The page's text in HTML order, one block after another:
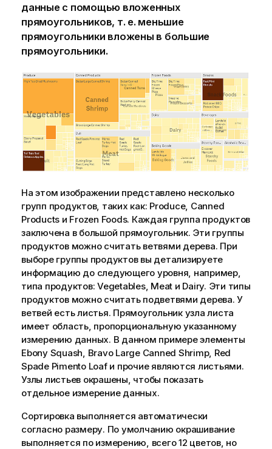
данные с помощью вложенных
прямоугольников, т. е. меньшие
прямоугольники вложены в большие
прямоугольники.
На этом изображении представлено несколько
групп продуктов, таких как: Produce, Canned
Products и Frozen Foods. Каждая группа продуктов
заключена в большой прямоугольник. Эти группы
продуктов можно считать ветвями дерева. При
выборе группы продуктов вы детализируете
информацию до следующего уровня, например,
типа продуктов: Vegetables, Meat и Dairy. Эти типы
продуктов можно считать подветвями дерева. У
ветвей есть листья. Прямоугольник узла листа
имеет область, пропорциональную указанному
измерению данных. В данном примере элементы
Ebony Squash, Bravo Large Canned Shrimp, Red
Spade Pimento Loafи прочие являются листьями.
Узлы листьев окрашены, чтобы показать
отдельное измерение данных.
Сортировка выполняется автоматически
согласно размеру. По умолчанию окрашивание
выполняется по измерению, всего 12 цветов, но